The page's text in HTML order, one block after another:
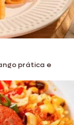
prática e